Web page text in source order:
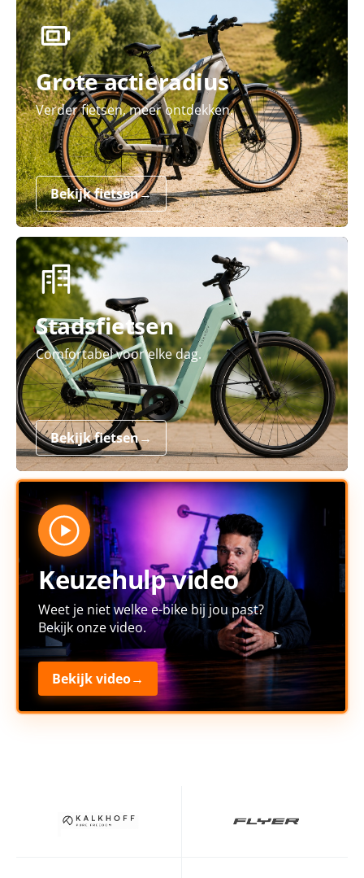
Grote actieradius
Verder fietsen, meer ontdekken.
Bekijk fietsen→
Stadsfietsen
Comfortabel voor elke dag.
Bekijk fietsen→
Keuzehulp video
Weet je niet welke e-bike bij jou past?
Bekijk onze video.
Bekijk video→